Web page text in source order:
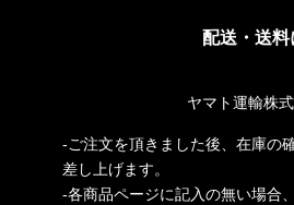
配送・送料
ヤマト運輸株
-ご注文を頂きました後、在庫の
差し上げます。
-各商品ページに記入の無い場合